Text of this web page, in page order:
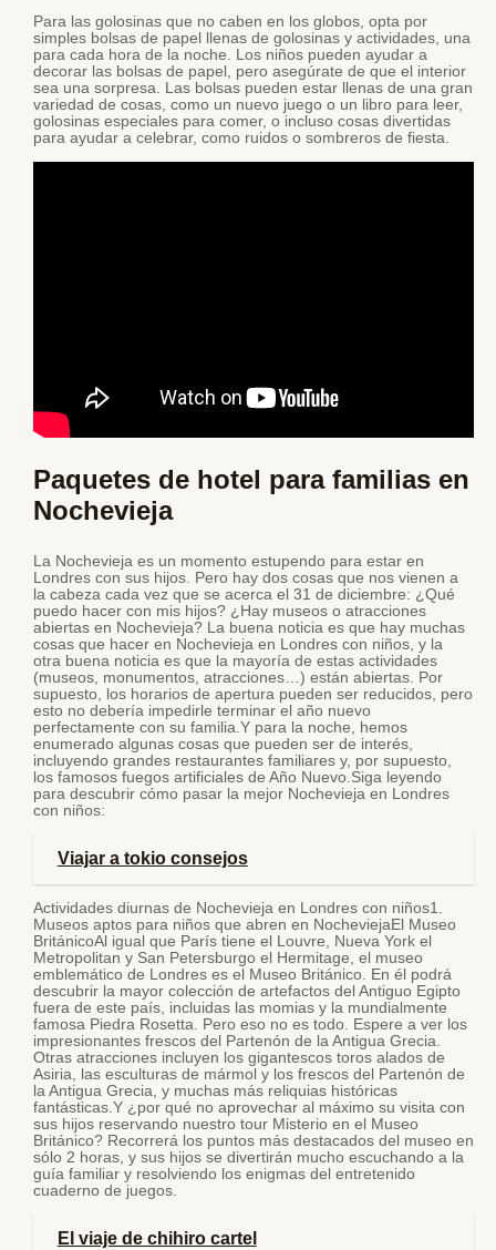
Para las golosinas que no caben en los globos, opta por
simples bolsas de papel llenas de golosinas y actividades, una
para cada hora de la noche. Los niños pueden ayudar a
decorar las bolsas de papel, pero asegúrate de que el interior
sea una sorpresa. Las bolsas pueden estar llenas de una gran
variedad de cosas, como un nuevo juego o un libro para leer,
golosinas especiales para comer, o incluso cosas divertidas
para ayudar a celebrar, como ruidos o sombreros de fiesta.
Paquetes de hotel para familias en
Nochevieja
La Nochevieja es un momento estupendo para estar en
Londres con sus hijos. Pero hay dos cosas que nos vienen a
la cabeza cada vez que se acerca el 31 de diciembre: ¿Qué
puedo hacer con mis hijos? ¿Hay museos o atracciones
abiertas en Nochevieja? La buena noticia es que hay muchas
cosas que hacer en Nochevieja en Londres con niños, y la
otra buena noticia es que la mayoría de estas actividades
(museos, monumentos, atracciones…) están abiertas. Por
supuesto, los horarios de apertura pueden ser reducidos, pero
esto no debería impedirle terminar el año nuevo
perfectamente con su familia.Y para la noche, hemos
enumerado algunas cosas que pueden ser de interés,
incluyendo grandes restaurantes familiares y, por supuesto,
los famosos fuegos artificiales de Año Nuevo.Siga leyendo
para descubrir cómo pasar la mejor Nochevieja en Londres
con niños:
Viajar a tokio consejos
Actividades diurnas de Nochevieja en Londres con niños1.
Museos aptos para niños que abren en NocheviejaEl Museo
BritánicoAl igual que París tiene el Louvre, Nueva York el
Metropolitan y San Petersburgo el Hermitage, el museo
emblemático de Londres es el Museo Británico. En él podrá
descubrir la mayor colección de artefactos del Antiguo Egipto
fuera de este país, incluidas las momias y la mundialmente
famosa Piedra Rosetta. Pero eso no es todo. Espere a ver los
impresionantes frescos del Partenón de la Antigua Grecia.
Otras atracciones incluyen los gigantescos toros alados de
Asiria, las esculturas de mármol y los frescos del Partenón de
la Antigua Grecia, y muchas más reliquias históricas
fantásticas.Y ¿por qué no aprovechar al máximo su visita con
sus hijos reservando nuestro tour Misterio en el Museo
Británico? Recorrerá los puntos más destacados del museo en
sólo 2 horas, y sus hijos se divertirán mucho escuchando a la
guía familiar y resolviendo los enigmas del entretenido
cuaderno de juegos.
El viaje de chihiro cartel